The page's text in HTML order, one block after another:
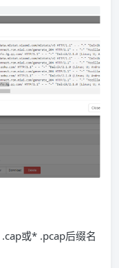
或* .pcap后缀名